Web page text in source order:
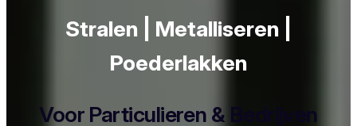
Stralen | Metalliseren |
Poederlakken
Voor Particulieren & Bedrijven